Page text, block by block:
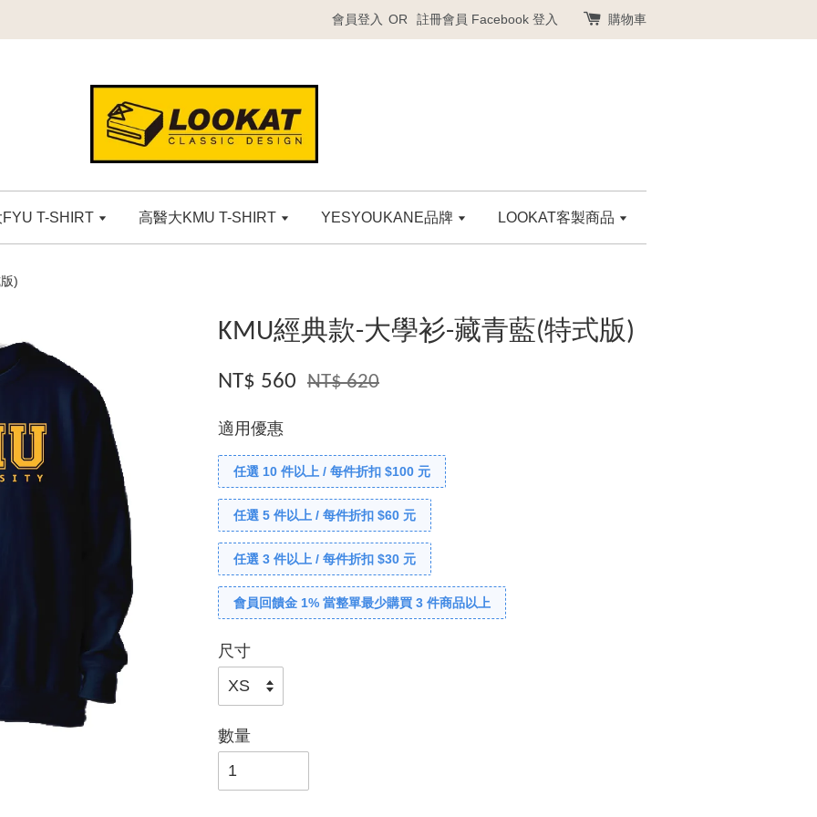
會員登入 OR 註冊會員 Facebook 登入 購物車
T-SHIRT 高醫大KMU T-SHIRT YESYOUKANE品牌 LOOKAT客製商品
)
KMU經典款-大學衫-藏青藍(特式版)
NT$ 560 NT$ 620
適用優惠
任選 10 件以上 / 每件折扣 $100 元
任選 5 件以上 / 每件折扣 $60 元
任選 3 件以上 / 每件折扣 $30 元
會員回饋金 1% 當整單最少購買 3 件商品以上
尺寸
數量